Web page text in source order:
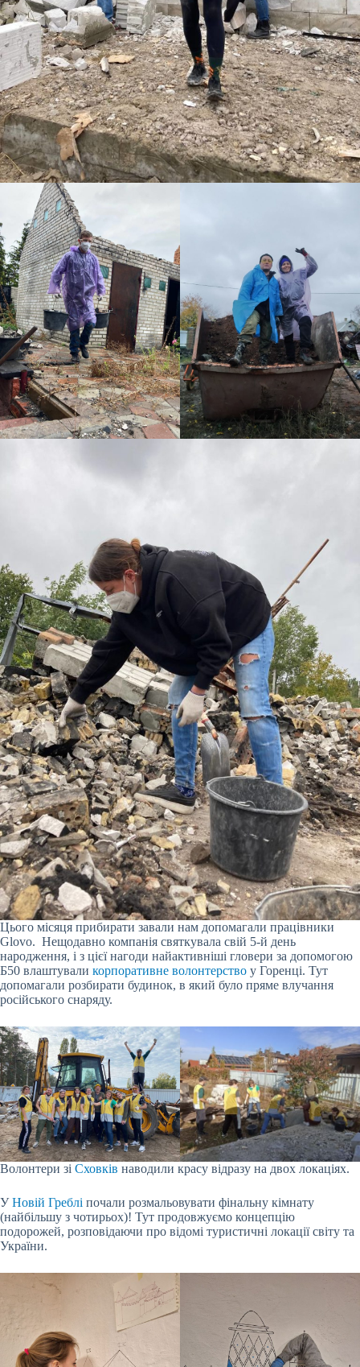
Цього місяця прибирати завали нам допомагали працівники
Glovo. Нещодавно компанія святкувала свій 5-й день
народження, і з цієї нагоди найактивніші гловери за допомогою
Б50 влаштували корпоративне волонтерство у Горенці. Тут
допомагали розбирати будинок, в який було пряме влучання
російського снаряду.
Волонтери зі Сховків наводили красу відразу на двох локаціях.
УНовій Греблі почали розмальовувати фінальну кімнату
(найбільшу з чотирьох)! Тут продовжуємо концепцію
подорожей, розповідаючи про відомі туристичні локації світу та
України.